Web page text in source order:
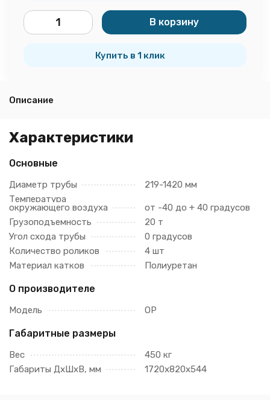
В корзину
Купить в 1 клик
Описание
Характеристики
Основные
Диаметр трубы
219-1420 мм
Температура
окружающего воздуха
от -40 до + 40 градусов
Грузоподъемность
20 т
Угол схода трубы
0 градусов
Количество роликов
4 шт
Материал катков
Полиуретан
О производителе
Модель ОР
Габаритные размеры
Вес
450 кг
Габариты ДхШхВ, мм
1720х820х544